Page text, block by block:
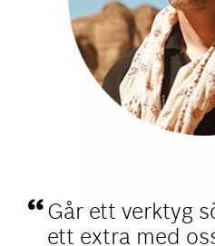
Går ett verktyg
ett extra med